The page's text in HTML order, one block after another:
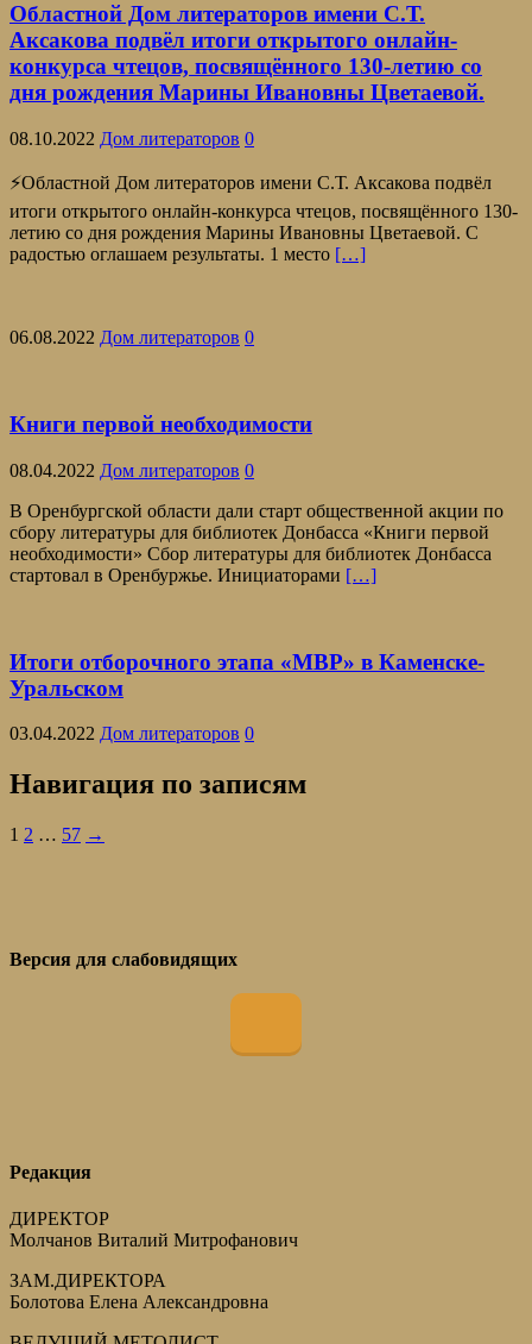
Областной Дом литераторов имени С.Т.
Аксакова подвёл итоги открытого онлайн-
конкурса чтецов, посвящённого 130-летию со
дня рождения Марины Ивановны Цветаевой.
08.10.2022 Дом литераторов 0
⚡Областной Дом литераторов имени С.Т. Аксакова подвёл
итоги открытого онлайн-конкурса чтецов, посвящённого 130-
летию со дня рождения Марины Ивановны Цветаевой. С
радостью оглашаем результаты. 1 место […]
06.08.2022 Дом литераторов 0
Книги первой необходимости
08.04.2022 Дом литераторов 0
В Оренбургской области дали старт общественной акции по
сбору литературы для библиотек Донбасса «Книги первой
необходимости» Сбор литературы для библиотек Донбасса
стартовал в Оренбуржье. Инициаторами […]
Итоги отборочного этапа «МВР» в Каменске-
Уральском
03.04.2022 Дом литераторов 0
Навигация по записям
1 2 … 57 →
Версия для слабовидящих
Редакция
ДИРЕКТОР
Молчанов Виталий Митрофанович
ЗАМ.ДИРЕКТОРА
Болотова Елена Александровна